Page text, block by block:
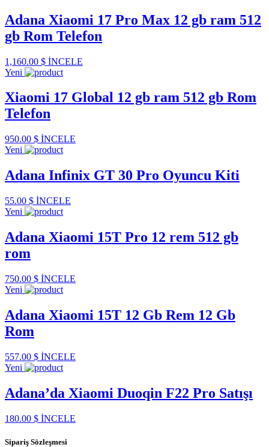
Adana Xiaomi 17 Pro Max 12 gb ram 512
gb Rom Telefon
1,160.00 $ İNCELE
Yeni
Xiaomi 17 Global 12 gb ram 512 gb Rom
Telefon
950.00 $ İNCELE
Yeni
Adana Infinix GT 30 Pro Oyuncu Kiti
55.00 $ İNCELE
Yeni
Adana Xiaomi 15T Pro 12 rem 512 gb
rom
750.00 $ İNCELE
Yeni
Adana Xiaomi 15T 12 Gb Rem 12 Gb
Rom
557.00 $ İNCELE
Yeni
Adana’da Xiaomi Duoqin F22 Pro Satışı
180.00 $ İNCELE
Sipariş Sözleşmesi